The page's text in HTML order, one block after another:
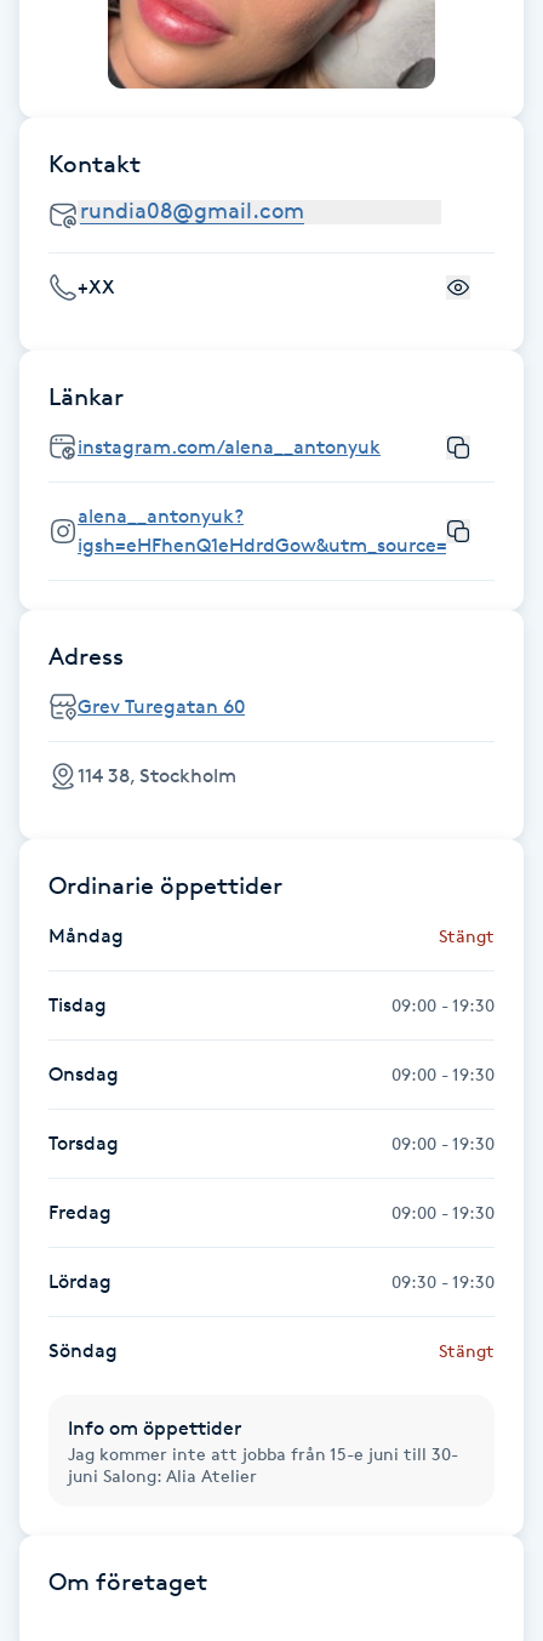
Face framing
Faceliftmassage
Fet hårbotten
Fettreducering
Fillers
Fransar
Fransborttagning
Fransfärgning
Fransförlängning Megavolym
Fransförlängning Volym
Fransk manikyr
Fransrengöring
Frekvensterapi
Friskvård
Färgning
Kontakt
+XX
Länkar
instagram.com/alena__antonyuk
alena__antonyuk?
igsh=eHFhenQ1eHdrdGow&utm_source=qr
Adress
Grev Turegatan 60
114 38, Stockholm
Ordinarie öppettider
Måndag Stängt
Tisdag 09:00 - 19:30
Onsdag 09:00 - 19:30
Torsdag 09:00 - 19:30
Fredag 09:00 - 19:30
Lördag 09:30 - 19:30
Söndag Stängt
Info om öppettider
Jag kommer inte att jobba från 15-e juni till 30-
juni Salong: Alia Atelier
Om företaget